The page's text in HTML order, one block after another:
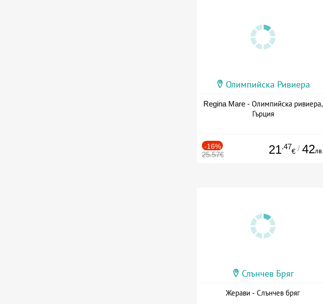
Олимпийска Ривиера
Regina Mare - Олимпийска ривиера,
Гърция
-16%
25.57€ 21.47
€ / 42лв.
Слънчев Бряг
Жерави - Слънчев бряг